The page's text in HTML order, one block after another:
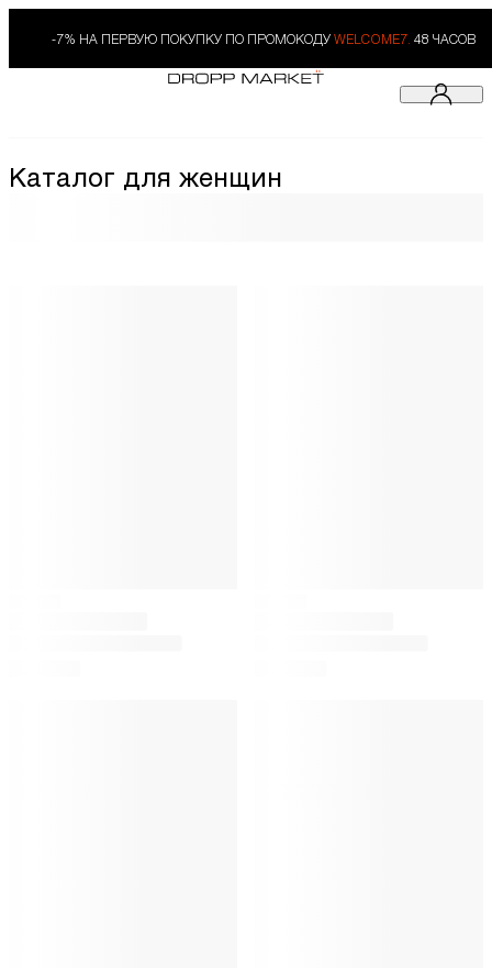
-7% НА ПЕРВУЮ ПОКУПКУ ПО ПРОМОКОДУ WELCOME7. 48 ЧАСОВ
Каталог для женщин